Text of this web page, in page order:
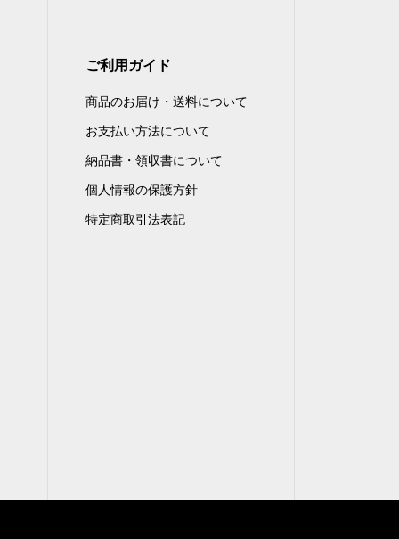
ご利用ガイド
商品のお届け・送料について
お支払い方法について
納品書・領収書について
個人情報の保護方針
特定商取引法表記